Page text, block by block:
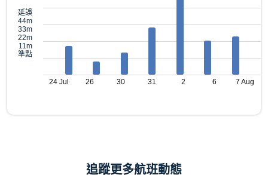
延誤
44m
33m
22m
11m
準點
24 Jul 26 30 31 2 6 7 Aug
追蹤更多航班動態